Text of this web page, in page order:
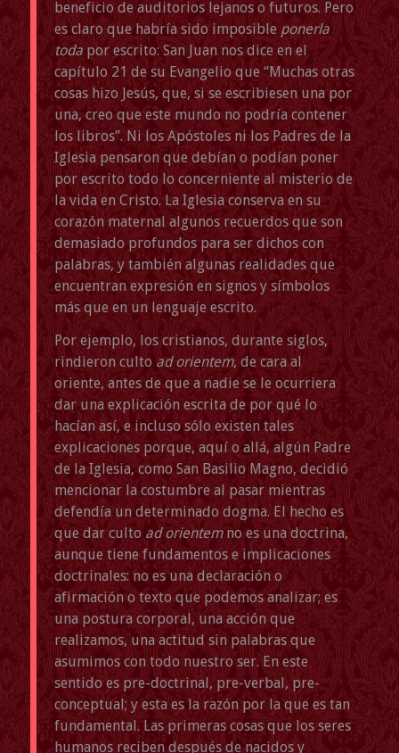
beneficio de auditorios lejanos o futuros. Pero
es claro que habría sido imposible ponerla
todapor escrito: San Juan nos dice en el
capítulo 21 de su Evangelio que “Muchas otras
cosas hizo Jesús, que, si se escribiesen una por
una, creo que este mundo no podría contener
los libros”. Ni los Apóstoles ni los Padres de la
Iglesia pensaron que debían o podían poner
por escrito todo lo concerniente al misterio de
la vida en Cristo. La Iglesia conserva en su
corazón maternal algunos recuerdos que son
demasiado profundos para ser dichos con
palabras, y también algunas realidades que
encuentran expresión en signos y símbolos
más que en un lenguaje escrito.
Por ejemplo, los cristianos, durante siglos,
rindieron culto ad orientem, de cara al
oriente, antes de que a nadie se le ocurriera
dar una explicación escrita de por qué lo
hacían así, e incluso sólo existen tales
explicaciones porque, aquí o allá, algún Padre
de la Iglesia, como San Basilio Magno, decidió
mencionar la costumbre al pasar mientras
defendía un determinado dogma. El hecho es
que dar culto ad orientemno es una doctrina,
aunque tiene fundamentos e implicaciones
doctrinales: no es una declaración o
afirmación o texto que podemos analizar; es
una postura corporal, una acción que
realizamos, una actitud sin palabras que
asumimos con todo nuestro ser. En este
sentido es pre-doctrinal, pre-verbal, pre-
conceptual; y esta es la razón por la que es tan
fundamental. Las primeras cosas que los seres
humanos reciben después de nacidos y